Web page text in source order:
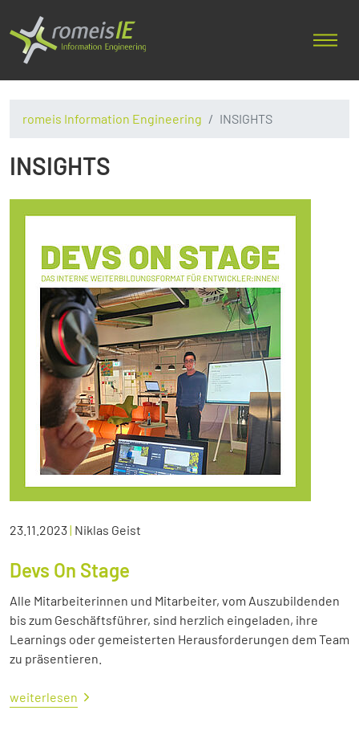
romeis Information Engineering INSIGHTS
INSIGHTS
23.11.2023| Niklas Geist
Devs On Stage
Alle Mitarbeiterinnen und Mitarbeiter, vom Auszubildenden
bis zum Geschäftsführer, sind herzlich eingeladen, ihre
Learnings oder gemeisterten Herausforderungen dem Team
zu präsentieren.
weiterlesen